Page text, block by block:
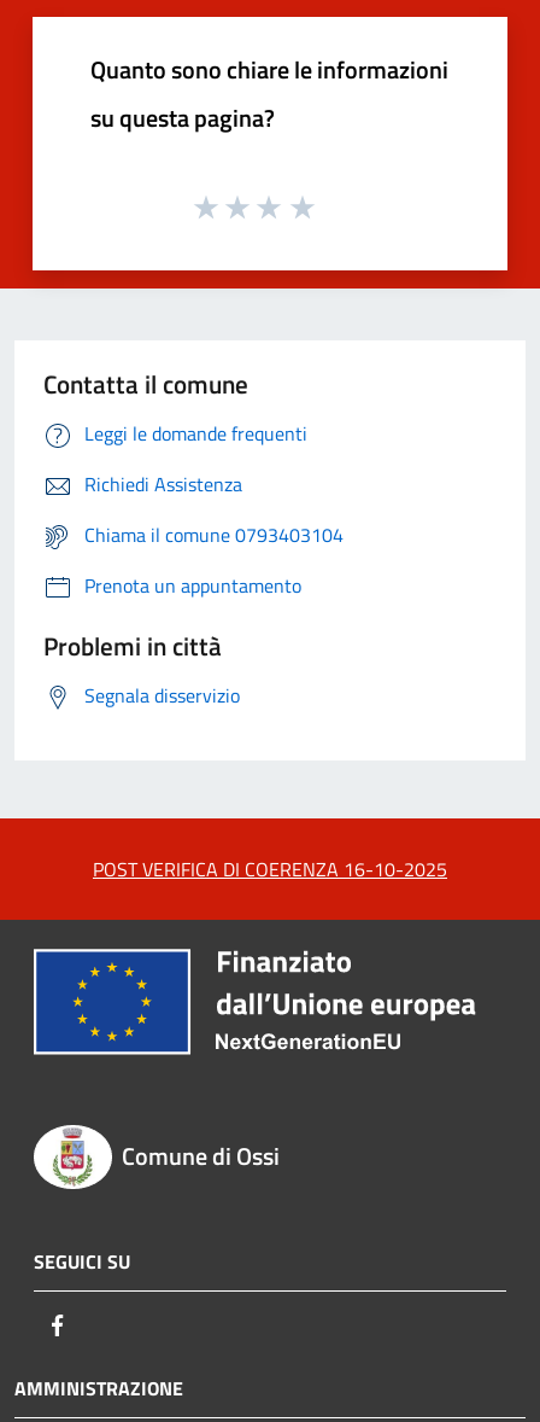
Quanto sono chiare le informazioni
su questa pagina?
Contatta il comune
Leggi le domande frequenti
Richiedi Assistenza
Chiama il comune 0793403104
Prenota un appuntamento
Problemi in città
Segnala disservizio
POST VERIFICA DI COERENZA 16-10-2025
Comune di Ossi
SEGUICI SU
AMMINISTRAZIONE